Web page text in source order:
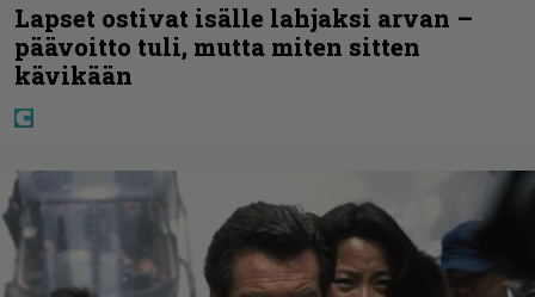
Lapset ostivat isälle lahjaksi arvan –
päävoitto tuli, mutta miten sitten
kävikään